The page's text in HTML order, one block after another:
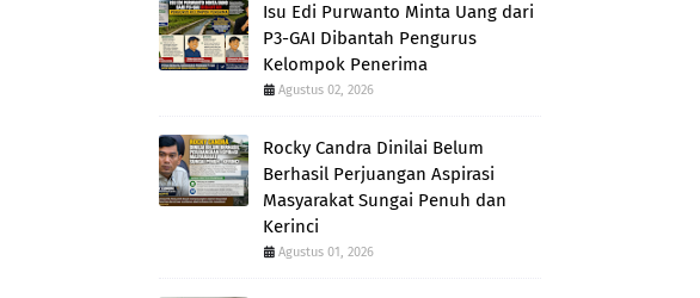
Isu Edi Purwanto Minta Uang dari
P3-GAI Dibantah Pengurus
Kelompok Penerima
Agustus 02, 2026
Rocky Candra Dinilai Belum
Berhasil Perjuangan Aspirasi
Masyarakat Sungai Penuh dan
Kerinci
Agustus 01, 2026